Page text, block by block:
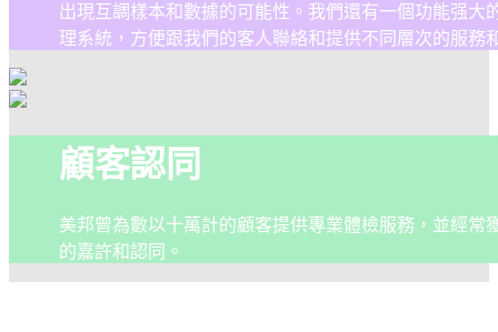
出現互調樣本和數據的可能性。我們還有一個功能强大
理系統，方便跟我們的客人聯絡和提供不同層次的服務
顧客認同
美邦曾為數以十萬計的顧客提供專業體檢服務，並經常
的嘉許和認同。